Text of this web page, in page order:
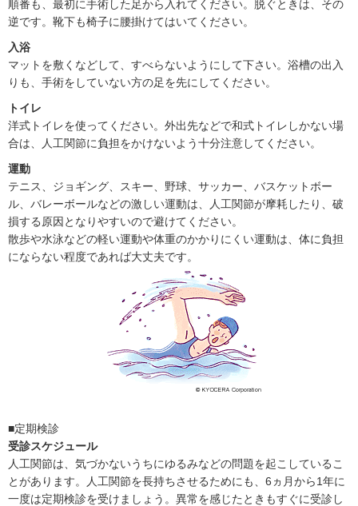
順番も、最初に手術した足から入れてください。脱ぐときは、その
逆です。靴下も椅子に腰掛けてはいてください。
入浴
マットを敷くなどして、すべらないようにして下さい。浴槽の出入
りも、手術をしていない方の足を先にしてください。
トイレ
洋式トイレを使ってください。外出先などで和式トイレしかない場
合は、人工関節に負担をかけないよう十分注意してください。
運動
テニス、ジョギング、スキー、野球、サッカー、バスケットボー
ル、バレーボールなどの激しい運動は、人工関節が摩耗したり、破
損する原因となりやすいので避けてください。
散歩や水泳などの軽い運動や体重のかかりにくい運動は、体に負担
にならない程度であれば大丈夫です。
■定期検診
受診スケジュール
人工関節は、気づかないうちにゆるみなどの問題を起こしているこ
とがあります。人工関節を長持ちさせるためにも、6ヵ月から1年に
一度は定期検診を受けましょう。異常を感じたときもすぐに受診し